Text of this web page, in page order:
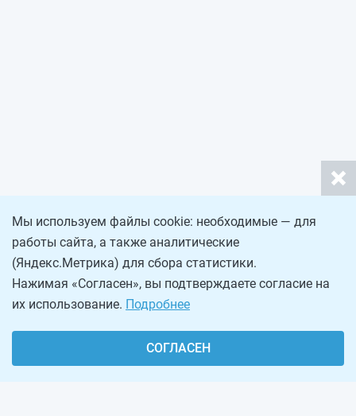
Мы используем файлы cookie: необходимые — для
работы сайта, а также аналитические
(Яндекс.Метрика) для сбора статистики.
Нажимая «Согласен», вы подтверждаете согласие на
их использование. Подробнее
СОГЛАСЕН